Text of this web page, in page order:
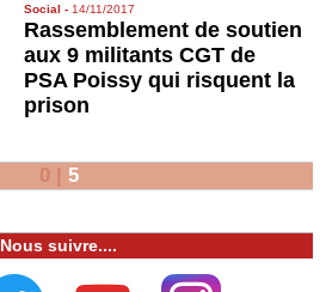
Social - 14/11/2017
Rassemblement de soutien
aux 9 militants CGT de
PSA Poissy qui risquent la
prison
0| 5
Nous suivre....